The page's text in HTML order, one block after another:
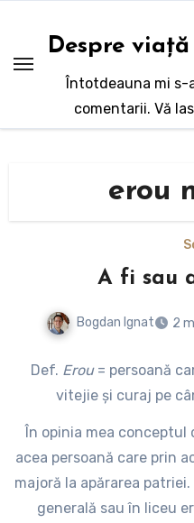
conținut
Despre
Întotdeauna mi s-
comentarii. Vă
erou
A fi sau
Bogdan Ignat 2
Def. Erou= persoană
vitejie şi curaj pe
În opinia mea conceptul
acea persoană care prin
majoră la apărarea
generală sau în liceu